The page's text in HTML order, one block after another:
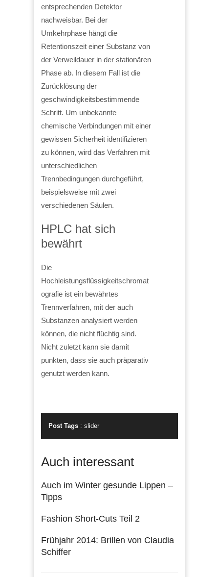
entsprechenden Detektor
nachweisbar. Bei der
Umkehrphase hängt die
Retentionszeit einer Substanz von
der Verweildauer in der stationären
Phase ab. In diesem Fall ist die
Zurücklösung der
geschwindigkeitsbestimmende
Schritt. Um unbekannte
chemische Verbindungen mit einer
gewissen Sicherheit identifizieren
zu können, wird das Verfahren mit
unterschiedlichen
Trennbedingungen durchgeführt,
beispielsweise mit zwei
verschiedenen Säulen.
HPLC hat sich
bewährt
Die
Hochleistungsflüssigkeitschromat
ografie ist ein bewährtes
Trennverfahren, mit der auch
Substanzen analysiert werden
können, die nicht flüchtig sind.
Nicht zuletzt kann sie damit
punkten, dass sie auch präparativ
genutzt werden kann.
Post Tags : slider
Auch interessant
Auch im Winter gesunde Lippen –
Tipps
Fashion Short-Cuts Teil 2
Frühjahr 2014: Brillen von Claudia
Schiffer